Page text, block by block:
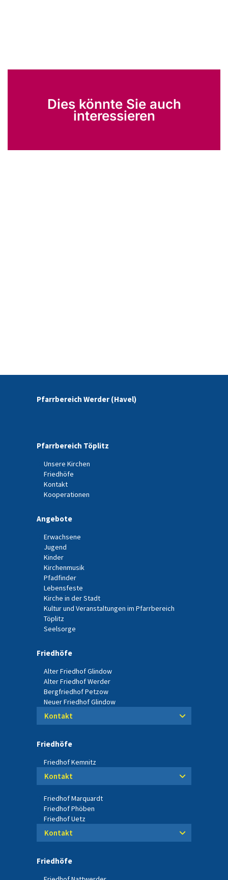
Dies könnte Sie auch
interessieren
Pfarrbereich Werder (Havel)
Pfarrbereich Töplitz
Unsere Kirchen
Friedhöfe
Kontakt
Kooperationen
Angebote
Erwachsene
Jugend
Kinder
Kirchenmusik
Pfadfinder
Lebensfeste
Kirche in der Stadt
Kultur und Veranstaltungen im Pfarrbereich
Töplitz
Seelsorge
Friedhöfe
Alter Friedhof Glindow
Alter Friedhof Werder
Bergfriedhof Petzow
Neuer Friedhof Glindow
Kontakt
Friedhöfe
Friedhof Kemnitz
Kontakt
Friedhof Marquardt
Friedhof Phöben
Friedhof Uetz
Kontakt
Friedhöfe